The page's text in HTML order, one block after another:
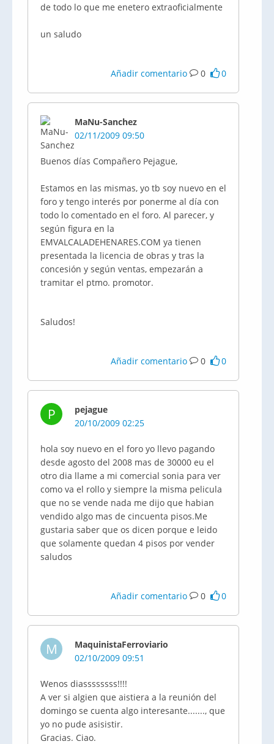
de todo lo que me enetero extraoficialmente
un saludo
Añadir comentario 0 0
MaNu-Sanchez
02/11/2009 09:50
Buenos días Compañero Pejague,
Estamos en las mismas, yo tb soy nuevo en el
foro y tengo interés por ponerme al día con
todo lo comentado en el foro. Al parecer, y
según figura en la
EMVALCALADEHENARES.COM ya tienen
presentada la licencia de obras y tras la
concesión y según ventas, empezarán a
tramitar el ptmo. promotor.
Saludos!
Añadir comentario 0 0
P
pejague
20/10/2009 02:25
hola soy nuevo en el foro yo llevo pagando
desde agosto del 2008 mas de 30000 eu el
otro dia llame a mi comercial sonia para ver
como va el rollo y siempre la misma pelicula
que no se vende nada me dijo que habian
vendido algo mas de cincuenta pisos.Me
gustaria saber que os dicen porque e leido
que solamente quedan 4 pisos por vender
saludos
Añadir comentario 0 0
M
MaquinistaFerroviario
02/10/2009 09:51
Wenos diassssssss!!!!
A ver si algien que aistiera a la reunión del
domingo se cuenta algo interesante......., que
yo no pude asisistir.
Gracias. Ciao.